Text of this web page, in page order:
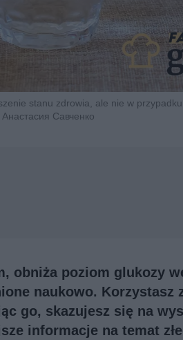
stanu zdrowia, ale nie w
Анастасия Савченко
obniża poziom glukozy
naukowo. Korzystasz
go, skazujesz się na
informacje na temat